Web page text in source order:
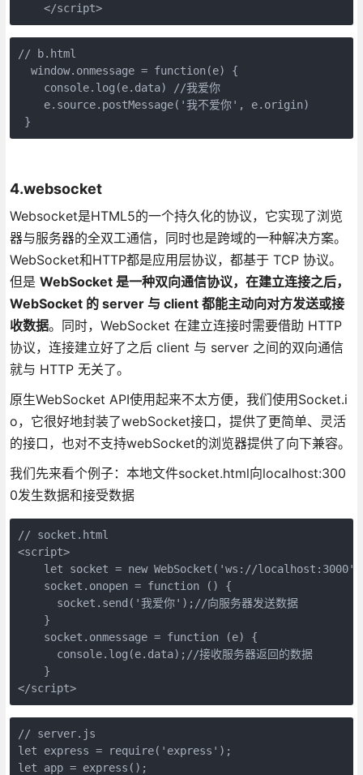
    </script>
// b.html
  window.onmessage = function(e) {
    console.log(e.data) //我爱你
    e.source.postMessage('我不爱你', e.origin)
4.websocket
Websocket是HTML5的一个持久化的协议，它实现了浏览
器与服务器的全双工通信，同时也是跨域的一种解决方案。
WebSocket和HTTP都是应用层协议，都基于 TCP 协议。
但是 WebSocket 是一种双向通信协议，在建立连接之后，
WebSocket 的 server 与 client 都能主动向对方发送或接
收数据。同时，WebSocket 在建立连接时需要借助 HTTP
协议，连接建立好了之后 client 与 server 之间的双向通信
就与 HTTP 无关了。
原生WebSocket API使用起来不太方便，我们使用Socket.i
o，它很好地封装了webSocket接口，提供了更简单、灵活
的接口，也对不支持webSocket的浏览器提供了向下兼容。
我们先来看个例子：本地文件socket.html向localhost:300
0发生数据和接受数据
// socket.html
<script>
let socket = new WebSocket('ws://
    socket.onopen = function () {
      socket.send('我爱你');//向服务器发送数据
    }
    socket.onmessage = function (e) {
      console.log(e.data);//接收服务器返回的数据
    }
</script>
// server.js
let express = require('express');
let app = express();